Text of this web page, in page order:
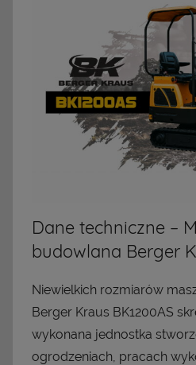
Dane techniczne –
budowlana Berger
Niewielkich rozmiarów
Berger Kraus BK1200AS
wykonana jednostka
ogrodzeniach, pracach